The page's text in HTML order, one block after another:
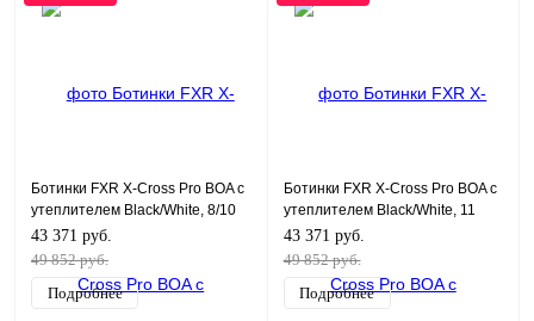
Ботинки FXR X-Cross Pro BOA с
утеплителем Black/White, 8/10
43 371 руб.
49 852 руб.
Подробнее
Ботинки FXR X-Cross Pro BOA с
утеплителем Black/White, 11
43 371 руб.
49 852 руб.
Подробнее